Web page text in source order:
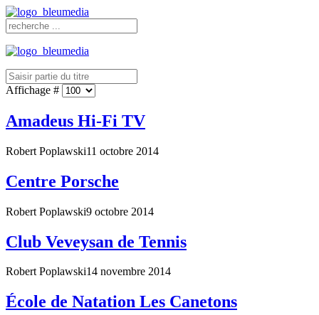
Affichage #
Amadeus Hi-Fi TV
Robert Poplawski11 octobre 2014
Centre Porsche
Robert Poplawski9 octobre 2014
Club Veveysan de Tennis
Robert Poplawski14 novembre 2014
École de Natation Les Canetons